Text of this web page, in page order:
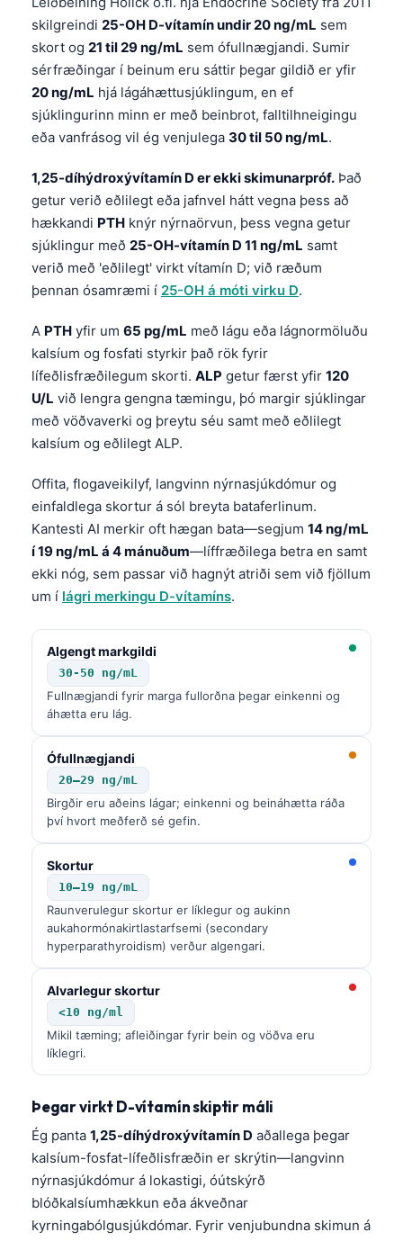
skilgreindi 25-OH D-vítamín undir 20 ng/mL sem
skort og 21 til 29 ng/mL sem ófullnægjandi. Sumir
sérfræðingar í beinum eru sáttir þegar gildið er yfir
20 ng/mL hjá lágáhættusjúklingum, en ef
sjúklingurinn minn er með beinbrot, falltilhneigingu
eða vanfrásog vil ég venjulega 30 til 50 ng/mL.
1,25-díhýdroxývítamín D er ekki skimunarpróf. Það
getur verið eðlilegt eða jafnvel hátt vegna þess að
hækkandi PTH knýr nýrnaörvun, þess vegna getur
sjúklingur með 25-OH-vítamín D 11 ng/mL samt
verið með 'eðlilegt' virkt vítamín D; við ræðum
þennan ósamræmi í 25-OH á móti virku D.
A PTH yfir um 65 pg/mL með lágu eða lágnormöluðu
kalsíum og fosfati styrkir það rök fyrir
lífeðlisfræðilegum skorti. ALP getur færst yfir 120
U/L við lengra gengna tæmingu, þó margir sjúklingar
með vöðvaverki og þreytu séu samt með eðlilegt
kalsíum og eðlilegt ALP.
Offita, flogaveikilyf, langvinn nýrnasjúkdómur og
einfaldlega skortur á sól breyta bataferlinum.
Kantesti AI merkir oft hægan bata—segjum 14 ng/mL
í 19 ng/mL á 4 mánuðum—líffræðilega betra en samt
ekki nóg, sem passar við hagnýt atriði sem við fjöllum
um í lágri merkingu D-vítamíns.
Algengt markgildi
30-50 ng/mL
Fullnægjandi fyrir marga fullorðna þegar einkenni og
áhætta eru lág.
Ófullnægjandi
20–29 ng/mL
Birgðir eru aðeins lágar; einkenni og beináhætta ráða
því hvort meðferð sé gefin.
Skortur
10–19 ng/mL
Raunverulegur skortur er líklegur og aukinn
aukahormónakirtlastarfsemi (secondary
hyperparathyroidism) verður algengari.
Alvarlegur skortur
<10 ng/ml
Mikil tæming; afleiðingar fyrir bein og vöðva eru
líklegri.
Þegar virkt D-vítamín skiptir máli
Ég panta 1,25-díhýdroxývítamín D aðallega þegar
kalsíum-fosfat-lífeðlisfræðin er skrýtin—langvinn
nýrnasjúkdómur á lokastigi, óútskýrð
blóðkalsíumhækkun eða ákveðnar
kyrningabólgusjúkdómar. Fyrir venjubundna skimun á